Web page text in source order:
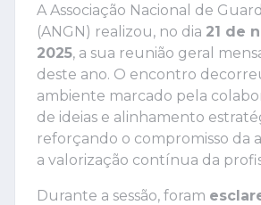
A Associação Nacional de
(ANGN) realizou, no dia 21 de
2025, a sua reunião geral
deste ano. O encontro
ambiente marcado pela
de ideias e alinhamento
reforçando o compromisso da
a valorização contínua da
Durante a sessão, foram